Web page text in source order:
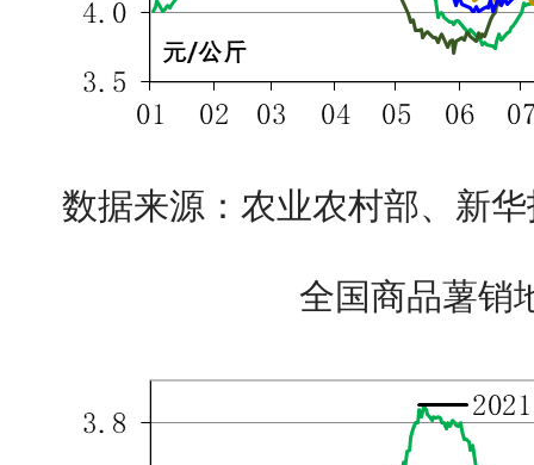
数据来源：农业农村部、新
全国商品薯销